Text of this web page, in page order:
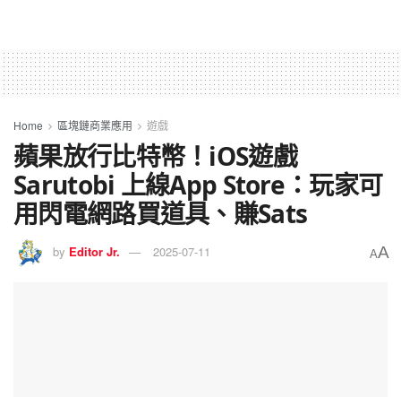
Home 區塊鏈商業應用 遊戲
蘋果放行比特幣！iOS遊戲
Sarutobi 上線App Store：玩家可
用閃電網路買道具、賺Sats
by Editor Jr. 2025-07-11 AA